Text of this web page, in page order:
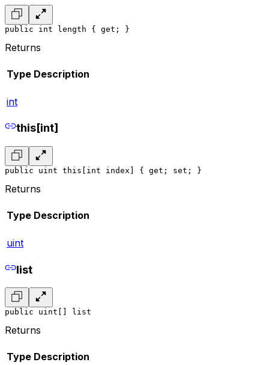
public int length { get; }
Returns
Type Description
int
this[int]
public uint this[int index] { get; set; }
Returns
Type Description
uint
list
public uint[] list
Returns
Type Description